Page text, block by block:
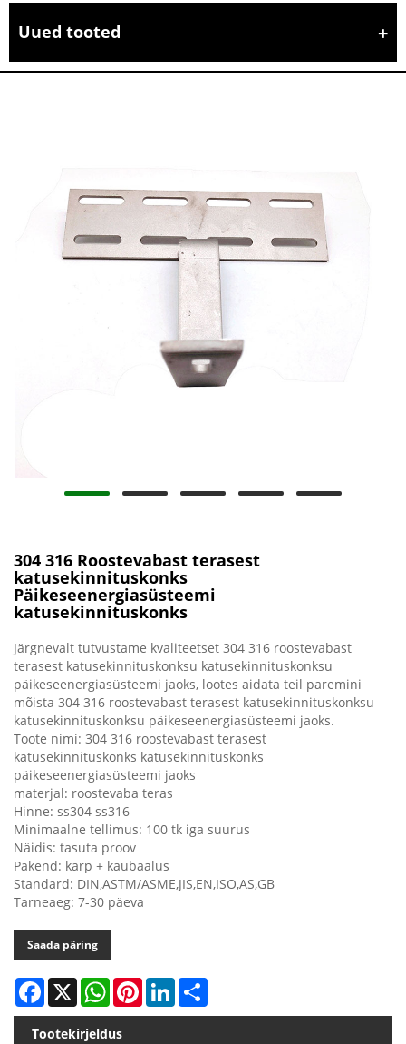
Uued tooted
304 316 Roostevabast terasest
katusekinnituskonks
Päikeseenergiasüsteemi
katusekinnituskonks
Järgnevalt tutvustame kvaliteetset 304 316 roostevabast
terasest katusekinnituskonksu katusekinnituskonksu
päikeseenergiasüsteemi jaoks, lootes aidata teil paremini
mõista 304 316 roostevabast terasest katusekinnituskonksu
katusekinnituskonksu päikeseenergiasüsteemi jaoks.
Toote nimi: 304 316 roostevabast terasest
katusekinnituskonks katusekinnituskonks
päikeseenergiasüsteemi jaoks
materjal: roostevaba teras
Hinne: ss304 ss316
Minimaalne tellimus: 100 tk iga suurus
Näidis: tasuta proov
Pakend: karp + kaubaalus
Standard: DIN,ASTM/ASME,JIS,EN,ISO,AS,GB
Tarneaeg: 7-30 päeva
Saada päring
Facebook
X WhatsAppPinterestLinkedIn
Tootekirjeldus